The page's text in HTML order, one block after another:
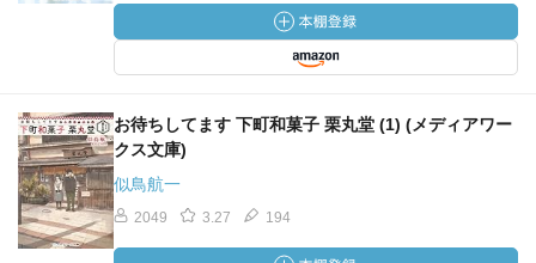
お待ちしてます 下町和菓子 栗丸堂 (1) (メディアワー
クス文庫)
似鳥航一
2049 3.27 194